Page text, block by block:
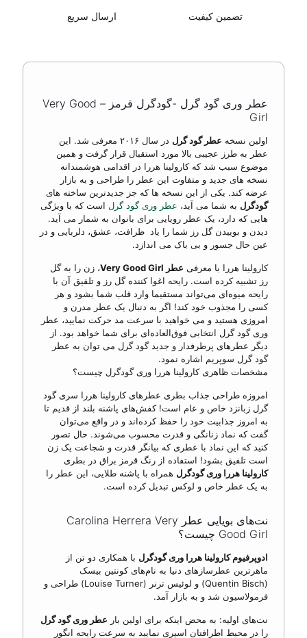
تضمین کیفیت ارسال سریع
عطر وری گود گرل -گودگرل قرمز – Very Good
Girl
اولین نسخه عطر گود گرل
در سال ۲۰۱۶ معرفی شد. این
عطر به طرز عجیبی بالا مورد استقبال قرار گرفت و همین
موضوع سبب شد که کارولینا هررا در اقدامی هوشمندانه
نسخه های جدید و متفاوت این عطر را طراحی و به بازار
عرضه کند. یکی از این نسخه ها که جز جدیدترین ساخته های
گودگرل به شما می آید، عطر وری گود گرل است که با ویژگی
هایی که دارد، یک عطر رویایی برای بانوان به شمار می آید.
دیدن و بوییدن گل رز شما را یاد ظرافت، عشق، دلربایی و در
عین حال جسور و بی باک می اندازد.
کارولینا هررا با معرفی عطر Very Good Girl
، زن را به گل
رز تشبیه کرده است. رایحه اغوا کننده گل رز و تلفیق آن با
رایحه میوه‌ای می‌تواند مستقیما وارد قلب شما بشود و هر
کسی را مجذوب خود کند! اگر به دنبال یک عطر مدرن و
امروزی هستید و می خواهید با سرعت مد حرکت نمایید، عطر
وری گود گرل انتخابی فوق‌العاده‌ای برای شما خواهد بود. از
دیگر عطرهای پرطرفدار و جدید گود گرل می توان به عطر
گود گرل سوپریم اشاره نمود.
مشخصات ظاهری کارولینا هررا وری گودگرل چیست؟
امروزه طراحی جذاب بطری عطرهای کارولینا هررا سری گود
گرل زبانزد خاص و عام است! کفش‌های پاشنه بلند از قدیم تا
به امروز جذابیت خود را حفظ کرده‌اند و در واقع می‌توان
گفت که نماد زنانگی و قدرت محسوب می‌شوند. حال تصور
کنید که این نماد با عطری که بیانگر قدرت و شجاعت یک زن
است تلفیق بشود! استفاده از رنگ قرمز براق در بطری
کارولینا هررا وری گودگرل همراه با پاشنه طلایی، این عطر را
به یک عطر خاص و لوکس تبدیل کرده است.
نت‌های بویایی عطر Carolina Herrera Very
Good Girl چیست؟
ادوپرفیوم کارولینا هررا وری گودگرل با همکاری دو تن از
ماهرترین‌ عطرسازهای دنیا به نام‌های کونتین بیسک
(Quentin Bisch) و لوئیس ترنر (Louise Turner) طراحی و
فرمولاسیون شد و به بازار آمد.
نت‌های اولیه: به محض اینکه برای اولین بار عطر وری گود گرل
را در محیط اطرافتان اسپری نمایید به سرعت رایحه انگور